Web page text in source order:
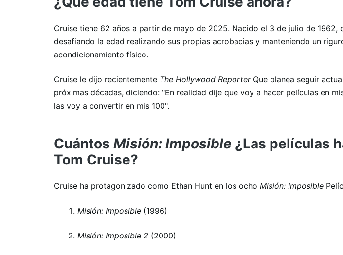
Cruise tiene 62 años a partir de mayo de 2025. Nacido el 3 de julio de 1962,
desafiando la edad realizando sus propias acrobacias y manteniendo un
acondicionamiento físico.
Cruise le dijo recientemente The Hollywood ReporterQue planea seguir
próximas décadas, diciendo: "En realidad dije que voy a hacer películas en
las voy a convertir en mis 100".
Cuántos Misión: Imposible ¿Las películas
Tom Cruise?
Cruise ha protagonizado como Ethan Hunt en los ocho Misión: Imposible
Misión: Imposible (1996)
Misión: Imposible 2 (2000)